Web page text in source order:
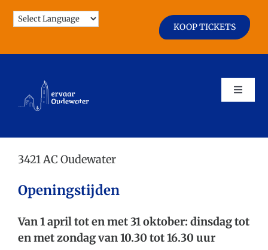
naar
KOOP TICKETS
Toggle
Zien & Doen
Horeca & Winkels
3421 AC Oudewater
Openingstijden
Van 1 april tot en met 31 oktober: dinsdag tot
en met zondag van 10.30 tot 16.30 uur